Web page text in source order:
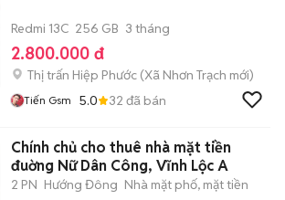
Redmi 13C 256 GB 3 tháng
2.800.000 đ
Thị trấn Hiệp Phước (Xã Nhơn Trạch mới)
Tiến Gsm 5.0 32 đã bán
Chính chủ cho thuê nhà mặt tiền
đuờng Nữ Dân Công, Vĩnh Lộc A
2 PN Hướng Đông Nhà mặt phố, mặt tiền